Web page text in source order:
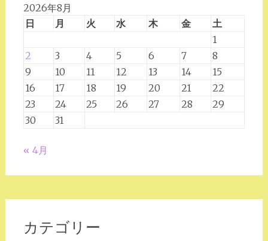
2026年8月
日
月 火 水 木 金
土
1
2
3 4 5 6 7
8
9
10 11 12 13 14
15
16
17 18 19 20 21
22
23
24 25 26 27 28
29
30
31
« 4月
カテゴリー